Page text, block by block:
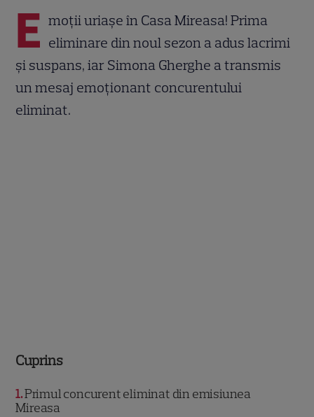
E moții uriașe în Casa Mireasa! Prima
eliminare din noul sezon a adus lacrimi
și suspans, iar Simona Gherghe a transmis
un mesaj emoționant concurentului
eliminat.
Cuprins
1 Primul concurent eliminat din emisiunea
Mireasa